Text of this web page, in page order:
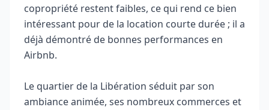
copropriété restent faibles, ce qui rend ce bien
intéressant pour de la location courte durée ; il a
déjà démontré de bonnes performances en
Airbnb.
Le quartier de la Libération séduit par son
ambiance animée, ses nombreux commerces et